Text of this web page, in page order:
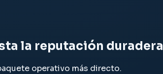
la reputación duradera
operativo más directo.